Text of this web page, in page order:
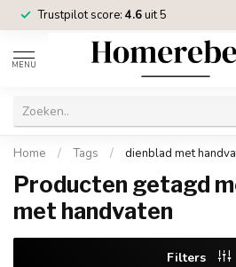
Trustpilot score: 4.6uit 5
MENU
Home / Tags / dienblad met
Producten getagd
met handvaten
Filters